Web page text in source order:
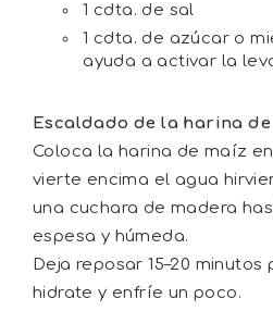
1 cdta. de sal
1 cdta. de azúcar o
ayuda a activar la
Escaldado de la harina de
Coloca la harina de maíz
vierte encima el agua
una cuchara de madera
espesa y húmeda.
Deja reposar 15–20
hidrate y enfríe un poco.